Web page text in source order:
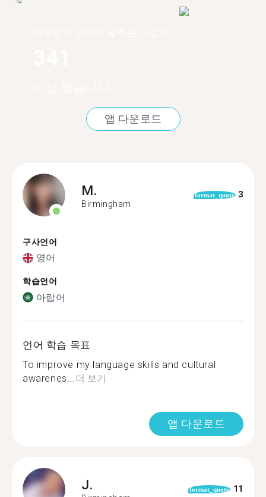
앱 다운로드
M.
Birmingham
format_quote 3
구사언어
영어
학습언어
아랍어
언어 학습 목표
To improve my language skills and cultural
awarenes... 더 보기
앱 다운로드
J. format_quote 11